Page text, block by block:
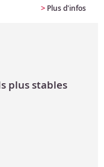
> Plus d'infos
plus stables